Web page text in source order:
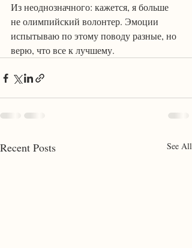
Из неоднозначного: кажется, я больше
не олимпийский волонтер. Эмоции
испытываю по этому поводу разные, но
верю, что все к лучшему.
Recent Posts See All